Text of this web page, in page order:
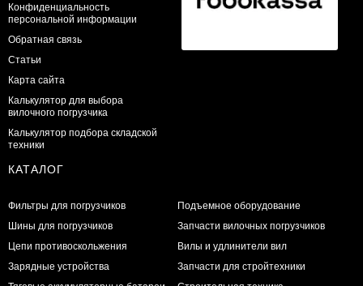
Конфиденциальность
персональной информации
Обратная связь
Статьи
Карта сайта
Калькулятор для выбора
вилочного погрузчика
Калькулятор подбора складской
техники
КАТАЛОГ
Фильтры для погрузчиков
Шины для погрузчиков
Цепи противоскольжения
Зарядные устройства
Подъемное оборудование
Запчасти вилочных погрузчиков
Вилы и удлинители вил
Запчасти для стройтехники